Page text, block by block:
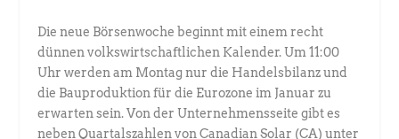
Die neue Börsenwoche beginnt mit einem recht
dünnen volkswirtschaftlichen Kalender. Um 11:00
Uhr werden am Montag nur die Handelsbilanz und
die Bauproduktion für die Eurozone im Januar zu
erwarten sein. Von der Unternehmensseite gibt es
neben Quartalszahlen von Canadian Solar (CA) unter